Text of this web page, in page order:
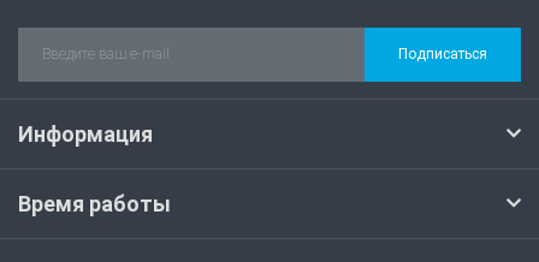
Подписаться
Информация
Время работы